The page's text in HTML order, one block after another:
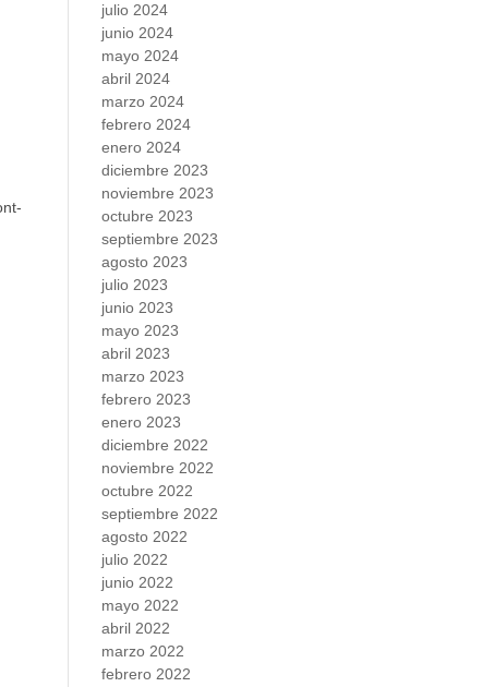
julio 2024
junio 2024
mayo 2024
abril 2024
marzo 2024
febrero 2024
enero 2024
diciembre 2023
noviembre 2023
octubre 2023
septiembre 2023
agosto 2023
julio 2023
junio 2023
mayo 2023
abril 2023
marzo 2023
febrero 2023
enero 2023
diciembre 2022
noviembre 2022
octubre 2022
septiembre 2022
agosto 2022
julio 2022
junio 2022
mayo 2022
abril 2022
marzo 2022
febrero 2022